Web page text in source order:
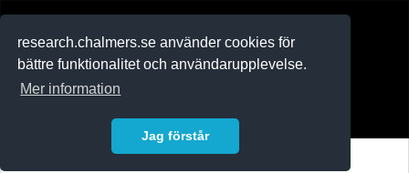
research.chalmers.se använder cookies för
bättre funktionalitet och användarupplevelse.
Mer information
Jag förstår